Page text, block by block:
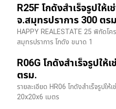
R25F โกดังสำเร็จรูปใ
จ.สมุทรปราการ 300 ตร
HAPPY REALESTATE 25 พิกัดโ
สมุทรปราการ โกดัง ขนาด 1
R06G โกดังสำเร็จรูปให้
ตรม.
รายละเอียด HR06 โกดังสำเร็จรูปใ
20x20x6 เมตร